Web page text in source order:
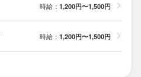
時給： 1,200円〜1,500円
時給： 1,200円〜1,500円